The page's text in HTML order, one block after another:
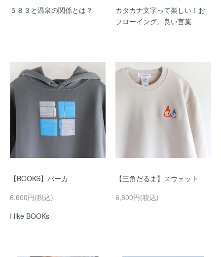
５８３と温泉の関係とは？
カタカナ文字って楽しい！お
フローイング。良い言葉
【BOOKS】パーカ
6,600円(税込)
I like BOOKs
【三角だるま】スウェット
6,600円(税込)